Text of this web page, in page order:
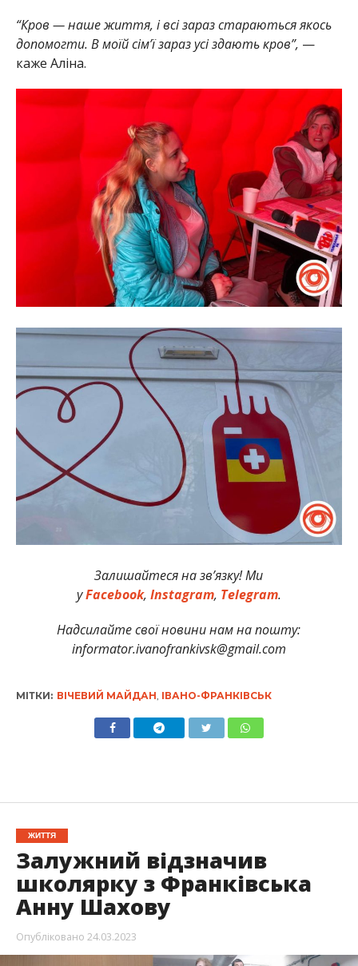
“Кров — наше життя, і всі зараз стараються якось
допомогти. В моїй сім’ї зараз усі здають кров”, —
каже Аліна.
Залишайтеся на зв’язку! Ми
уFacebook, Instagram, Telegram.
Надсилайте свої новини нам на пошту:
informator.ivanofrankivsk@gmail.com
МІТКИ: ВІЧЕВИЙ МАЙДАН, ІВАНО-ФРАНКІВСЬК
ЖИТТЯ
Залужний відзначив
школярку з Франківська
Анну Шахову
Опубліковано 24.03.2023